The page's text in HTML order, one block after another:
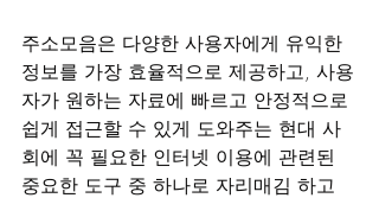
주소모음은 다양한 사용자에게 유익한
정보를 가장 효율적으로 제공하고, 사용
자가 원하는 자료에 빠르고 안정적으로
쉽게 접근할 수 있게 도와주는 현대 사
회에 꼭 필요한 인터넷 이용에 관련된
중요한 도구 중 하나로 자리매김 하고